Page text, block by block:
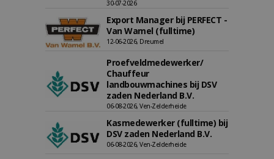
30-07-2026
Export Manager bij PERFECT -
Van Wamel (fulltime)
12-06-2026, Dreumel
Proefveldmedewerker/
Chauffeur
landbouwmachines bij DSV
zaden Nederland B.V.
06-08-2026, Ven-Zelderheide
Kasmedewerker (fulltime) bij
DSV zaden Nederland B.V.
06-08-2026, Ven-Zelderheide